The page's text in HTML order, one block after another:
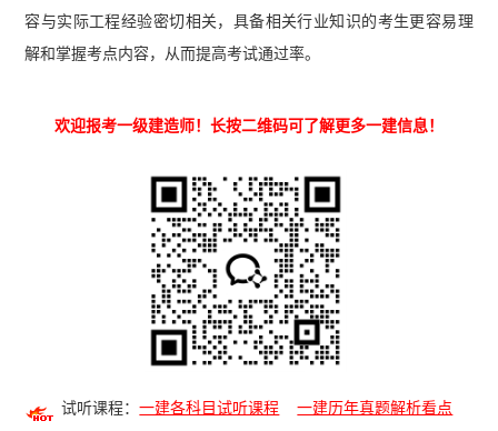
容与实际工程经验密切相关，具备相关行业知识的考生更容易理
解和掌握考点内容，从而提高考试通过率。
欢迎报考一级建造师！长按二维码可了解更多一建信息！
试听课程：一建各科目试听课程 一建历年真题解析看点